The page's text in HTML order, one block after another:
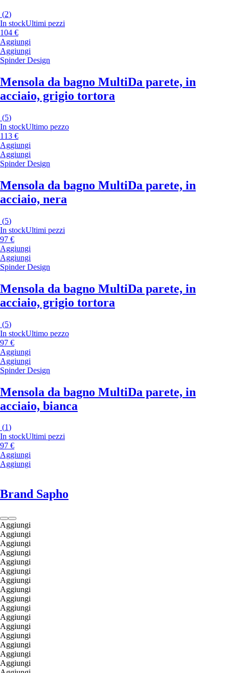
(2)
In stockUltimi pezzi
104 €
Aggiungi
Aggiungi
Spinder Design
Mensola da bagno MultiDa parete, in
acciaio, grigio tortora
(5)
In stockUltimo pezzo
113 €
Aggiungi
Aggiungi
Spinder Design
Mensola da bagno MultiDa parete, in
acciaio, nera
(5)
In stockUltimi pezzi
97 €
Aggiungi
Aggiungi
Spinder Design
Mensola da bagno MultiDa parete, in
acciaio, grigio tortora
(5)
In stockUltimo pezzo
97 €
Aggiungi
Aggiungi
Spinder Design
Mensola da bagno MultiDa parete, in
acciaio, bianca
(1)
In stockUltimi pezzi
97 €
Aggiungi
Aggiungi
Brand Sapho
Aggiungi
Aggiungi
Aggiungi
Aggiungi
Aggiungi
Aggiungi
Aggiungi
Aggiungi
Aggiungi
Aggiungi
Aggiungi
Aggiungi
Aggiungi
Aggiungi
Aggiungi
Aggiungi